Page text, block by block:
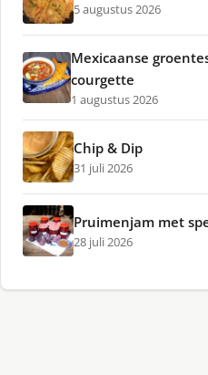
5 augustus 2026
Mexicaanse
courgette
1 augustus 2026
Chip & Dip
31 juli 2026
Pruimenjam met
28 juli 2026